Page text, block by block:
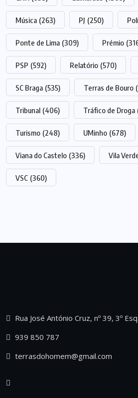
Música (263) PJ (250)
Ponte de Lima (309) Prémio
PSP (592) Relatório (570)
SC Braga (535) Terras de Bouro
Tribunal (406) Tráfico de Droga
Turismo (248) UMinho (678)
Viana do Castelo (336) Vila
VSC (360)
Rua José António Cruz, nº 39, 3º
939 850 787
terrasdohomem@gmail.com